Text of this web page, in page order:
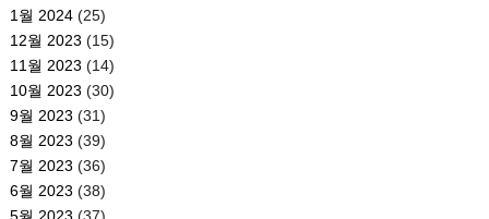
1월 2024(25)
12월 2023 (15)
11월 2023 (14)
10월 2023 (30)
9월 2023 (31)
8월 2023 (39)
7월 2023 (36)
6월 2023 (38)
5월 2023 (37)